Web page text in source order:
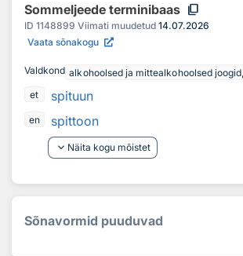
Sommeljeede terminibaas content_copy
ID 1148899 Viimati muudetud 14.07.2026
Vaata sõnakogu
Valdkond alkohoolsed ja mittealkohoolsed
et
spituun
en
spittoon
keyboard_arrow_down Näita kogu mõistet
Sõnavormid puuduvad